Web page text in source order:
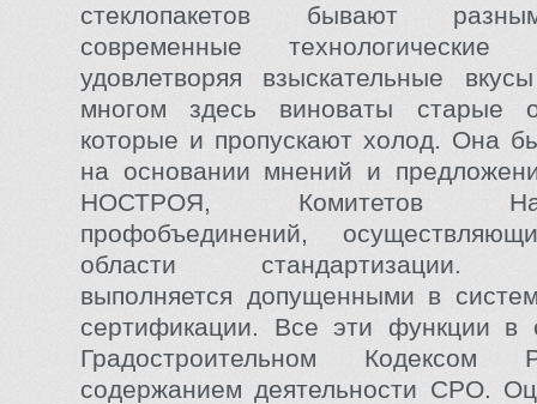
стеклопакетов бывают
современные
удовлетворяя взыскательные
многом здесь виноваты старые
которые и пропускают холод. Она
на основании мнений и
НОСТРОЯ, Комитетов
профобъединений,
области стандартизации.
выполняется допущенными в
сертификации. Все эти функции в
Градостроительном Кодексом
содержанием деятельности СРО.